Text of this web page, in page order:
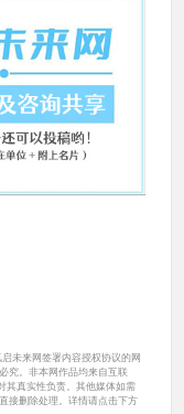
未来网签署内容授权协议的网
究。非本网作品均来自互联
其真实性负责。其他媒体如需
接删除处理。详情请点击下方